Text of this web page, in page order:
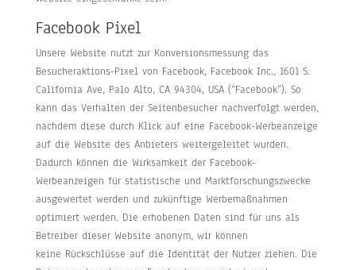
Facebook Pixel
Unsere Website nutzt zur Konversionsmessung das
Besucheraktions-Pixel von Facebook, Facebook Inc., 1601 S.
California Ave, Palo Alto, CA 94304, USA (“Facebook”). So
kann das Verhalten der Seitenbesucher nachverfolgt werden,
nachdem diese durch Klick auf eine Facebook-Werbeanzeige
auf die Website des Anbieters weitergeleitet wurden.
Dadurch können die Wirksamkeit der Facebook-
Werbeanzeigen für statistische und Marktforschungszwecke
ausgewertet werden und zukünftige Werbemaßnahmen
optimiert werden. Die erhobenen Daten sind für uns als
Betreiber dieser Website anonym, wir können
keine Rückschlüsse auf die Identität der Nutzer ziehen. Die